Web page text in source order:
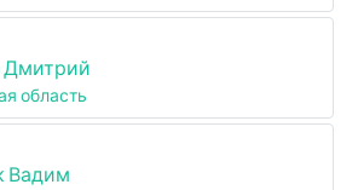
Дмитрий
область
Вадим